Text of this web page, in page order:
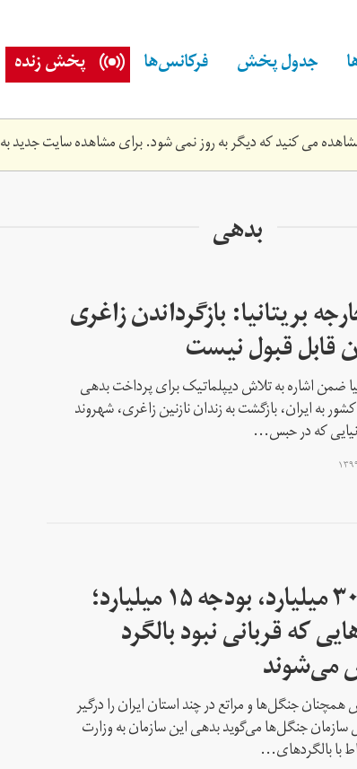
جدول پخش فرکانس‌ها پخش زنده
می کنید که دیگر به روز نمی شود. برای مشاهده سایت جدید به
بدهی
بریتانیا: بازگرداندن زاغری
قابل قبول نیست
ضمن اشاره به تلاش دیپلماتیک برای پرداخت بدهی
به ایران، بازگشت به زندان نازنین زاغری،‌ شهروند
که در حبس...
بدهی ۳۰ میلیارد، بودجه ۱۵ میلیارد؛
که قربانی نبود بالگرد
می‌شوند
جنگل‌ها و مراتع در چند استان ایران را درگیر
جنگل‌ها می‌گوید بدهی این سازمان به وزارت
با بالگردهای...